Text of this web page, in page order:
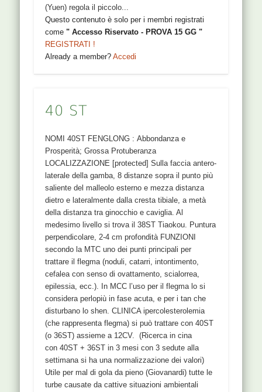
(Yuen) regola il piccolo...
Questo contenuto è solo per i membri registrati
come" Accesso Riservato - PROVA 15 GG "
REGISTRATI !
Already a member?Accedi
40 ST
NOMI 40ST FENGLONG : Abbondanza e
Prosperità; Grossa Protuberanza
LOCALIZZAZIONE [protected] Sulla faccia antero-
laterale della gamba, 8 distanze sopra il punto più
saliente del malleolo esterno e mezza distanza
dietro e lateralmente dalla cresta tibiale, a metà
della distanza tra ginocchio e caviglia. Al
medesimo livello si trova il 38ST Tiaokou. Puntura
perpendicolare, 2-4 cm profondità FUNZIONI
secondo la MTC uno dei punti principali per
trattare il flegma (noduli, catarri, intontimento,
cefalea con senso di ovattamento, scialorrea,
epilessia, ecc.). In MCC l’uso per il flegma lo si
considera perlopiù in fase acuta, e per i tan che
disturbano lo shen. CLINICA ipercolesterolemia
(che rappresenta flegma) si può trattare con 40ST
(o 36ST) assieme a 12CV. (Ricerca in cina
con 40ST + 36ST in 3 mesi con 3 sedute alla
settimana si ha una normalizzazione dei valori)
Utile per mal di gola da pieno (Giovanardi) tutte le
turbe causate da cattive situazioni ambientali